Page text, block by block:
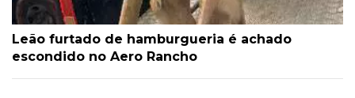
Leão furtado de hamburgueria é achado
escondido no Aero Rancho